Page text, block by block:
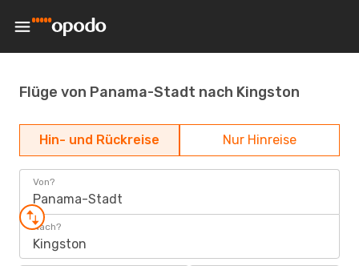
Flüge von Panama-Stadt nach Kingston
Hin- und Rückreise Nur Hinreise
Von?
Panama-Stadt
Nach?
Kingston